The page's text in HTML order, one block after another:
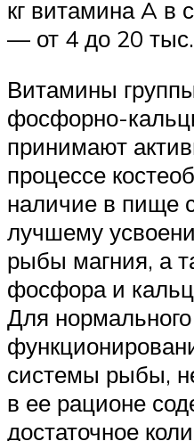
кг витамина A в
— от 4 до 20
Витамины
фосфорно-
принимают
процессе
наличие в пище
лучшему
рыбы магния, а
фосфора и
Для нормального
системы рыбы,
в ее рационе
достаточное